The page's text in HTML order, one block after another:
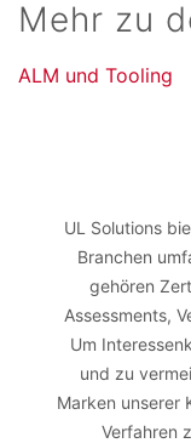
Mehr zu
ALM und Tooling
UL Solutions
Branchen
gehören
Assessments,
Um
und zu
Marken unserer
Verfahren